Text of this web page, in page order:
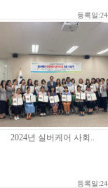
등록일
2024년 실버케어 사회..
등록일